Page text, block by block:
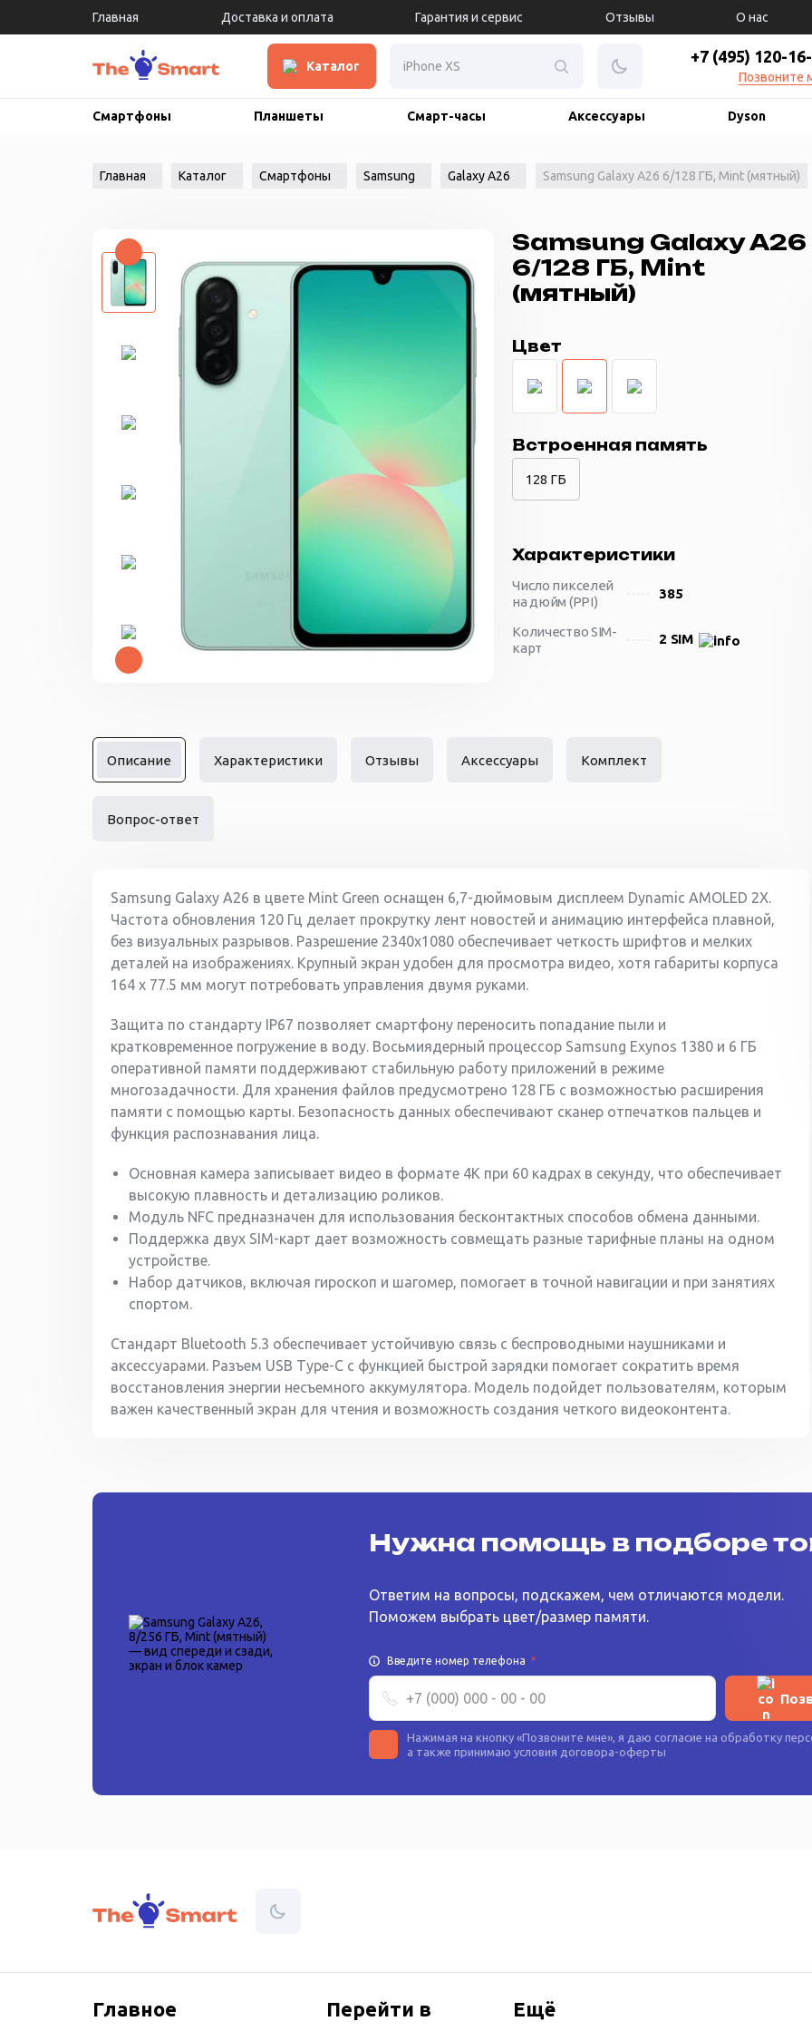
Главная Доставка и оплата Гарантия и сервис Отзывы О нас
Каталог
+7 (495) 120-
Позвоните
Смартфоны Планшеты Смарт-часы Аксессуары Dyson
Главная Каталог Смартфоны Samsung Galaxy A26 Samsung Galaxy A26 6/128 ГБ, Mint (мятный)
Samsung Galaxy A26
6/128 ГБ, Mint
(мятный)
Цвет
Встроенная память
128 ГБ
Характеристики
Число пикселей
на дюйм (PPI)
385
Количество SIM-
карт
2 SIM
Вес
Описание Характеристики Отзывы Аксессуары Комплект
Вопрос-ответ
Samsung Galaxy A26 в цвете Mint Green оснащен 6,7-дюймовым дисплеем Dynamic AMOLED 2X.
Частота обновления 120 Гц делает прокрутку лент новостей и анимацию интерфейса плавной,
без визуальных разрывов. Разрешение 2340x1080 обеспечивает четкость шрифтов и мелких
деталей на изображениях. Крупный экран удобен для просмотра видео, хотя габариты корпуса
164 x 77.5 мм могут потребовать управления двумя руками.
Защита по стандарту IP67 позволяет смартфону переносить попадание пыли и
кратковременное погружение в воду. Восьмиядерный процессор Samsung Exynos 1380 и 6 ГБ
оперативной памяти поддерживают стабильную работу приложений в режиме
многозадачности. Для хранения файлов предусмотрено 128 ГБ с возможностью расширения
памяти с помощью карты. Безопасность данных обеспечивают сканер отпечатков пальцев и
функция распознавания лица.
Основная камера записывает видео в формате 4K при 60 кадрах в секунду, что обеспечивает
высокую плавность и детализацию роликов.
Модуль NFC предназначен для использования бесконтактных способов обмена данными.
Поддержка двух SIM-карт дает возможность совмещать разные тарифные планы на одном
устройстве.
Набор датчиков, включая гироскоп и шагомер, помогает в точной навигации и при занятиях
спортом.
Стандарт Bluetooth 5.3 обеспечивает устойчивую связь с беспроводными наушниками и
аксессуарами. Разъем USB Type-C с функцией быстрой зарядки помогает сократить время
восстановления энергии несъемного аккумулятора. Модель подойдет пользователям, которым
важен качественный экран для чтения и возможность создания четкого видеоконтента.
Нужна помощь в подборе
Ответим на вопросы, подскажем, чем отличаются модели.
Поможем выбрать цвет/размер памяти.
Введите номер телефона *
Нажимая на кнопку «Позвоните мне», я даю согласие на обработку
а также принимаю условия договора-оферты
Главное Перейти в Ещё